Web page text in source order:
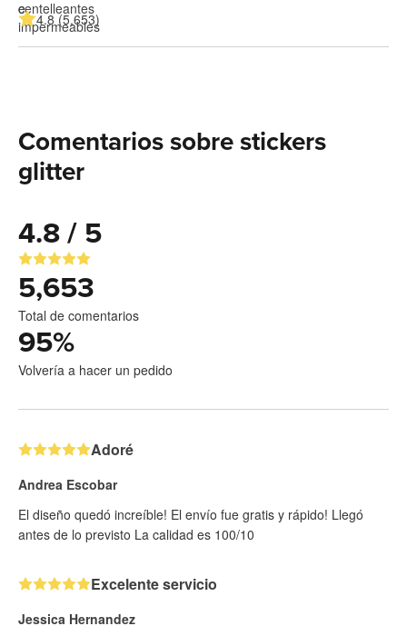
4.8 (5,653)
Comentarios sobre stickers
glitter
4.8 / 5
5,653
Total de comentarios
95%
Volvería a hacer un pedido
Adoré
Andrea Escobar
El diseño quedó increíble! El envío fue gratis y rápido! Llegó
antes de lo previsto La calidad es 100/10
Excelente servicio
Jessica Hernandez